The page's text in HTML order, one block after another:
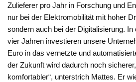
Zulieferer pro Jahr in Forschung und
nur bei der Elektromobilität mit hoher
sondern auch bei der Digitalisierung.
vier Jahren investieren unsere
Euro in das vernetzte und
der Zukunft wird dadurch noch
komfortabler“, unterstrich Mattes. Er